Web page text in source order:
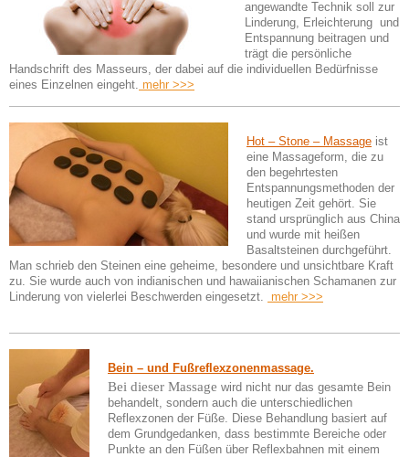
angewandte Technik soll zur
Linderung, Erleichterung und
Entspannung beitragen und
trägt die persönliche
Handschrift des Masseurs, der dabei auf die individuellen Bedürfnisse
eines Einzelnen eingeht. mehr >>>
Hot – Stone – Massage ist
eine Massageform, die zu
den begehrtesten
Entspannungsmethoden der
heutigen Zeit gehört. Sie
stand ursprünglich aus China
und wurde mit heißen
Basaltsteinen durchgeführt.
Man schrieb den Steinen eine geheime, besondere und unsichtbare Kraft
zu. Sie wurde auch von indianischen und hawaiianischen Schamanen zur
Linderung von vielerlei Beschwerden eingesetzt.
mehr >>>
Bein – und Fußreflexzonenmassage.
Bei dieser Massage wird nicht nur das gesamte Bein
behandelt, sondern auch die unterschiedlichen
Reflexzonen der Füße. Diese Behandlung basiert auf
dem Grundgedanken, dass bestimmte Bereiche oder
Punkte an den Füßen über Reflexbahnen mit einem